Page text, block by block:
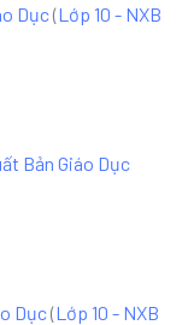
Dục(Lớp 10 - NXB
Bản Giáo Dục
Dục(Lớp 10 - NXB